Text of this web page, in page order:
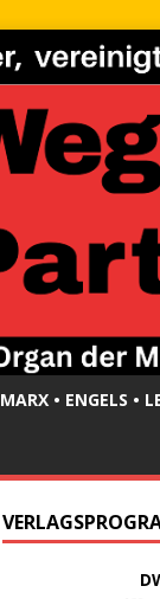
MARX • ENGELS •